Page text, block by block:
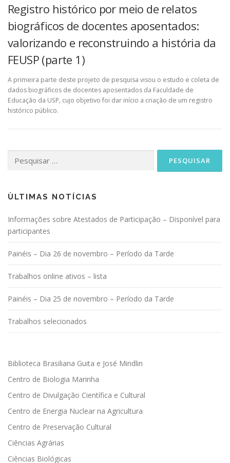
Registro histórico por meio de relatos
biográficos de docentes aposentados:
valorizando e reconstruindo a história da
FEUSP (parte 1)
A primeira parte deste projeto de pesquisa visou o estudo e coleta de
dados biográficos de docentes aposentados da Faculdade de
Educação da USP, cujo objetivo foi dar início a criação de um registro
histórico público.
por:
ÙLTIMAS NOTÍCIAS
Informações sobre Atestados de Participação – Disponível para
participantes
Painéis – Dia 26 de novembro – Período da Tarde
Trabalhos online ativos – lista
Painéis – Dia 25 de novembro – Período da Tarde
Trabalhos selecionados
Biblioteca Brasiliana Guita e José Mindlin
Centro de Biologia Marinha
Centro de Divulgação Científica e Cultural
Centro de Energia Nuclear na Agricultura
Centro de Preservação Cultural
Ciências Agrárias
Ciências Biológicas